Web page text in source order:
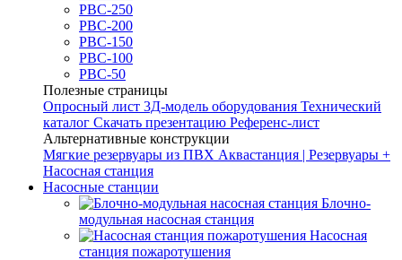
РВС-250
РВС-200
РВС-150
РВС-100
РВС-50
Полезные страницы
Опросный лист 3Д-модель оборудования Технический
каталог Скачать презентацию Референс-лист
Альтернативные конструкции
Мягкие резервуары из ПВХ Аквастанция | Резервуары +
Насосная станция
Насосные станции
Блочно-
модульная насосная станция
Насосная
станция пожаротушения